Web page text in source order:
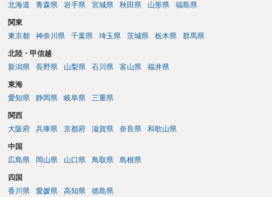
北海道
青森県 岩手県 宮城県 秋田県 山形県 福島県
関東
東京都
神奈川県 千葉県 埼玉県 茨城県 栃木県 群馬県
北陸・甲信越
新潟県
長野県 山梨県 石川県 富山県 福井県
東海
愛知県
静岡県 岐阜県 三重県
関西
大阪府
兵庫県 京都府 滋賀県 奈良県 和歌山県
中国
広島県
岡山県 山口県 鳥取県 島根県
四国
香川県
愛媛県 高知県 徳島県